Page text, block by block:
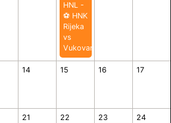
HNL -
⚽️ HNK
Rijeka
vs
Vukovar
14 15 16 17
21 22
23
24